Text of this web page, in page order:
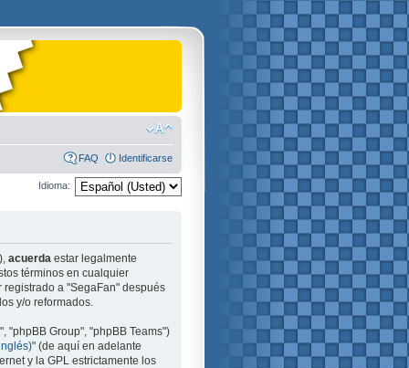
FAQ Identificarse
Idioma:
acuerda estar legalmente
términos en cualquier
a "SegaFan" después
y/o reformados.
"phpBB Group", "phpBB Teams")
" (de aquí en adelante
y la GPL estrictamente los